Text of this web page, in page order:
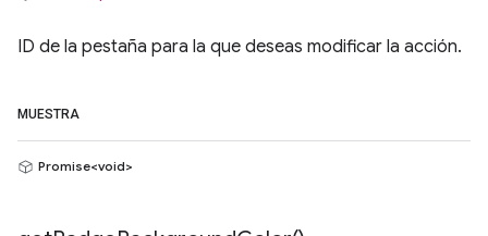
ID de la pestaña para la que deseas modificar la acción.
MUESTRA
Promise<void>